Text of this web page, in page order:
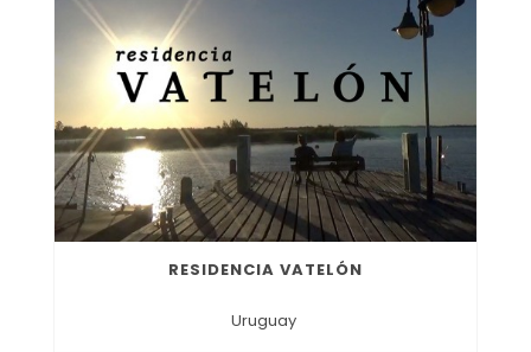
RESIDENCIA VATELÓN
Uruguay